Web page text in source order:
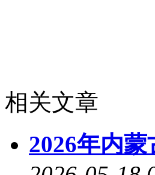
相关文章
2026年内